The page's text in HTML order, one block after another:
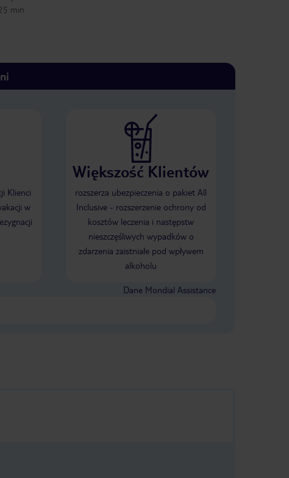
min
Klienci
w
Większość Klientów
rozszerza ubezpieczenia o pakiet All
Inclusive - rozszerzenie ochrony od
kosztów leczenia i następstw
nieszczęśliwych wypadków o
zdarzenia zaistniałe pod wpływem
alkoholu
Dane Mondial Assistance